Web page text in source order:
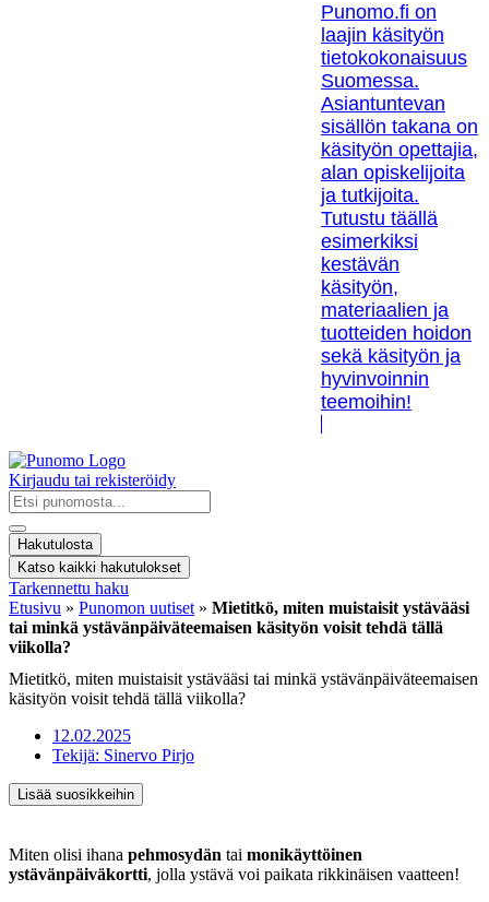
Punomo.fi on
laajin käsityön
tietokokonaisuus
Suomessa.
Asiantuntevan
sisällön takana on
käsityön opettajia,
alan opiskelijoita
ja tutkijoita.
Tutustu täällä
esimerkiksi
kestävän
käsityön,
materiaalien ja
tuotteiden hoidon
sekä käsityön ja
hyvinvoinnin
teemoihin!
Kirjaudu tai rekisteröidy
Search
...
Hakutulosta
Katso kaikki hakutulokset
Tarkennettu haku
Etusivu » Punomon uutiset » Mietitkö, miten muistaisit ystävääsi
tai minkä ystävänpäiväteemaisen käsityön voisit tehdä tällä
viikolla?
Mietitkö, miten muistaisit ystävääsi tai minkä ystävänpäiväteemaisen
käsityön voisit tehdä tällä viikolla?
12.02.2025
Tekijä: Sinervo Pirjo
Lisää suosikkeihin
Miten olisi ihana pehmosydän tai monikäyttöinen
ystävänpäiväkortti, jolla ystävä voi paikata rikkinäisen vaatteen!